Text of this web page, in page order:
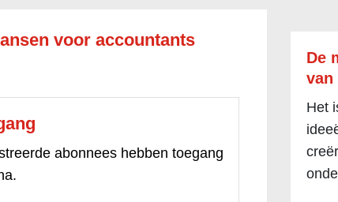
voor accountants
abonnees hebben toegang
De
van
Het